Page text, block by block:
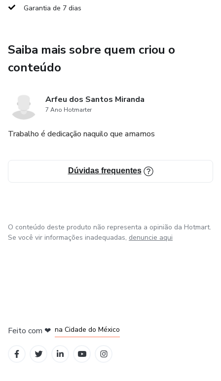
Garantia de 7 dias
Saiba mais sobre quem criou o
conteúdo
Arfeu dos Santos Miranda
7 Ano Hotmarter
Trabalho é dedicação naquilo que amamos
Dúvidas frequentes
O conteúdo deste produto não representa a opinião da Hotmart.
Se você vir informações inadequadas, denuncie aqui
Feito com ❤ na Cidade do México